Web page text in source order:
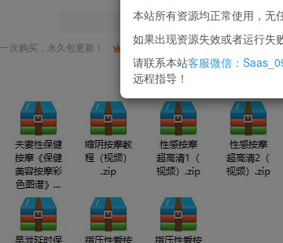
您当前未登
一次购买，永久包更新！
购买会员，可免费下载全站资源！
使用
本站所有资源均正常使用，无
如果出现资源失效或者运行失
请联系本站客服微信：
远程指导！